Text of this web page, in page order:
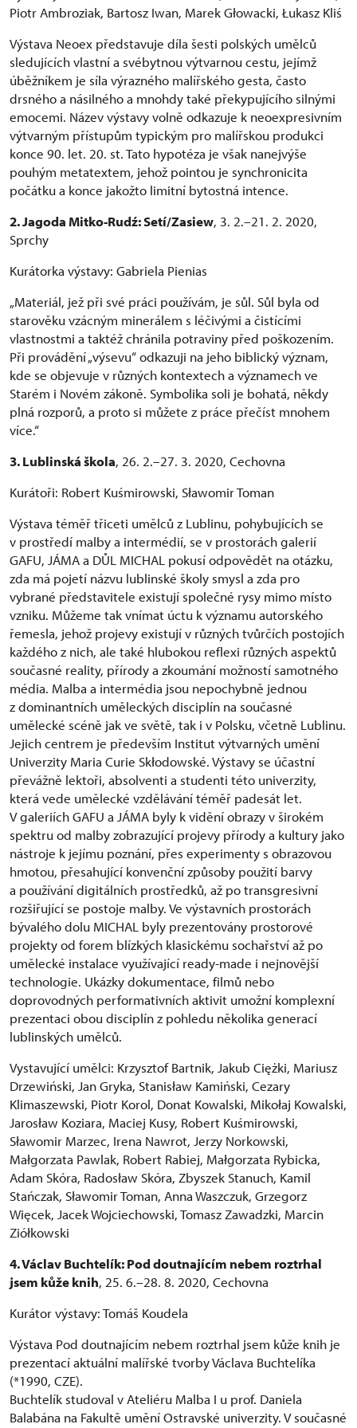
Piotr Ambroziak, Bartosz Iwan, Marek Głowacki, Łukasz Kliś
Výstava Neoex představuje díla šesti polských umělců
sledujících vlastní a svébytnou výtvarnou cestu, jejímž
úběžníkem je síla výrazného malířského gesta, často
drsného a násilného a mnohdy také překypujícího silnými
emocemi. Název výstavy volně odkazuje k neoexpresivním
výtvarným přístupům typickým pro malířskou produkci
konce 90. let. 20. st. Tato hypotéza je však nanejvýše
pouhým metatextem, jehož pointou je synchronicita
počátku a konce jakožto limitní bytostná intence.
2. Jagoda Mitko-Rudź: Setí/Zasiew, 3. 2.–21. 2. 2020,
Sprchy
Kurátorka výstavy: Gabriela Pienias
„Materiál, jež při své práci používám, je sůl. Sůl byla od
starověku vzácným minerálem s léčivými a čistícími
vlastnostmi a taktéž chránila potraviny před poškozením.
Při provádění „výsevu“ odkazuji na jeho biblický význam,
kde se objevuje v různých kontextech a významech ve
Starém i Novém zákoně. Symbolika soli je bohatá, někdy
plná rozporů, a proto si můžete z práce přečíst mnohem
více.“
3. Lublinská škola, 26. 2.–27. 3. 2020, Cechovna
Kurátoři: Robert Kuśmirowski, Sławomir Toman
Výstava téměř třiceti umělců z Lublinu, pohybujících se
v prostředí malby a intermédií, se v prostorách galerií
GAFU, JÁMA a DŮL MICHAL pokusí odpovědět na otázku,
zda má pojetí názvu lublinské školy smysl a zda pro
vybrané představitele existují společné rysy mimo místo
vzniku. Můžeme tak vnímat úctu k významu autorského
řemesla, jehož projevy existují v různých tvůrčích postojích
každého z nich, ale také hlubokou reflexi různých aspektů
současné reality, přírody a zkoumání možností samotného
média. Malba a intermédia jsou nepochybně jednou
z dominantních uměleckých disciplín na současné
umělecké scéně jak ve světě, tak i v Polsku, včetně Lublinu.
Jejich centrem je především Institut výtvarných umění
Univerzity Maria Curie Skłodowské. Výstavy se účastní
převážně lektoři, absolventi a studenti této univerzity,
která vede umělecké vzdělávání téměř padesát let.
V galeriích GAFU a JÁMA byly k vidění obrazy v širokém
spektru od malby zobrazující projevy přírody a kultury jako
nástroje k jejímu poznání, přes experimenty s obrazovou
hmotou, přesahující konvenční způsoby použití barvy
a používání digitálních prostředků, až po transgresivní
rozšiřující se postoje malby. Ve výstavních prostorách
bývalého dolu MICHAL byly prezentovány prostorové
projekty od forem blízkých klasickému sochařství až po
umělecké instalace využívající ready-made i nejnovější
technologie. Ukázky dokumentace, filmů nebo
doprovodných performativních aktivit umožní komplexní
prezentaci obou disciplín z pohledu několika generací
lublinských umělců.
Vystavující umělci: Krzysztof Bartnik, Jakub Ciężki, Mariusz
Drzewiński, Jan Gryka, Stanisław Kamiński, Cezary
Klimaszewski, Piotr Korol, Donat Kowalski, Mikołaj Kowalski,
Jarosław Koziara, Maciej Kusy, Robert Kuśmirowski,
Sławomir Marzec, Irena Nawrot, Jerzy Norkowski,
Małgorzata Pawlak, Robert Rabiej, Małgorzata Rybicka,
Adam Skóra, Radosław Skóra, Zbyszek Stanuch, Kamil
Stańczak, Sławomir Toman, Anna Waszczuk, Grzegorz
Więcek, Jacek Wojciechowski, Tomasz Zawadzki, Marcin
Ziółkowski
4. Václav Buchtelík: Pod doutnajícím nebem roztrhal
jsem kůže knih, 25. 6.–28. 8. 2020, Cechovna
Kurátor výstavy: Tomáš Koudela
Výstava Pod doutnajícím nebem roztrhal jsem kůže knih je
prezentací aktuální malířské tvorby Václava Buchtelíka
(*1990, CZE).
Buchtelík studoval v Ateliéru Malba I u prof. Daniela
Balabána na Fakultě umění Ostravské univerzity. V současné